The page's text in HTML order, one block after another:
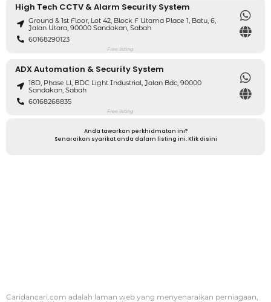
High Tech CCTV & Alarm Security System
Ground & 1st Floor, Lot 42, Block F Utama Place 1, Batu, 6,
Jalan Utara, 90000 Sandakan, Sabah
60168290123
Free listing
ADX Automation & Security System
18D, Phase Ll, BDC Light Industrial, Jalan Bdc, 90000
Sandakan, Sabah
60168268835
Free listing
Anda tawarkan perkhidmatan ini?
Senaraikan syarikat anda dalam listing ini. Klik disini
Caridancari.com adalah laman web yang menyenaraikan perniagaan,